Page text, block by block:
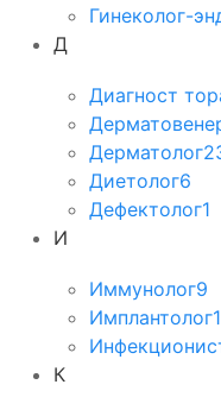
Гинеколог-
Д
Диагност
Дерматолог
Диетолог6
Дефектолог1
И
Иммунолог9
Имплантолог1
К